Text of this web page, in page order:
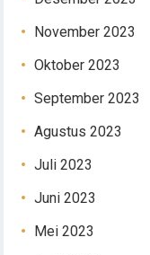
November 2023
Oktober 2023
September 2023
Agustus 2023
Juli 2023
Juni 2023
Mei 2023